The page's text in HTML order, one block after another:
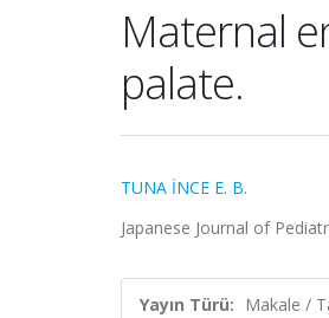
Maternal
palate.
TUNA İNCE E. B.
Japanese Journal of
Yayın Türü: Makale /